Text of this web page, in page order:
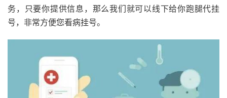
务，只要你提供信息，那么我们就可以线下给你跑腿代挂
号，非常方便您看病挂号。